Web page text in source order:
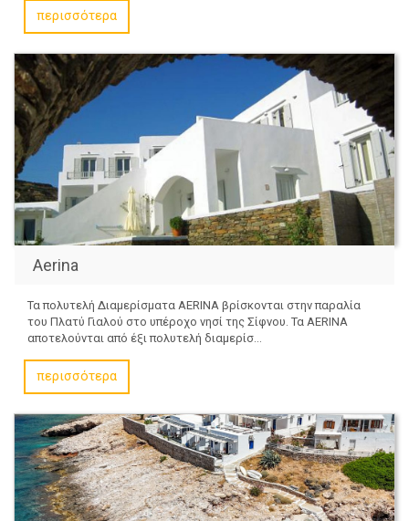
περισσότερα
Aerina
Τα πολυτελή Διαμερίσματα AERINA βρίσκονται στην παραλία
του Πλατύ Γιαλού στο υπέροχο νησί της Σίφνου. Τα AERINA
αποτελούνται από έξι πολυτελή διαμερίσ...
περισσότερα